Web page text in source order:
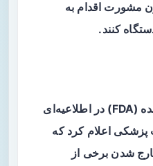
مشورت اقدام به
کنند.
اداره غذا و داروی ایالات متحده (FDA) در اطلاعیه‌ای
پزشکی اعلام کرد که